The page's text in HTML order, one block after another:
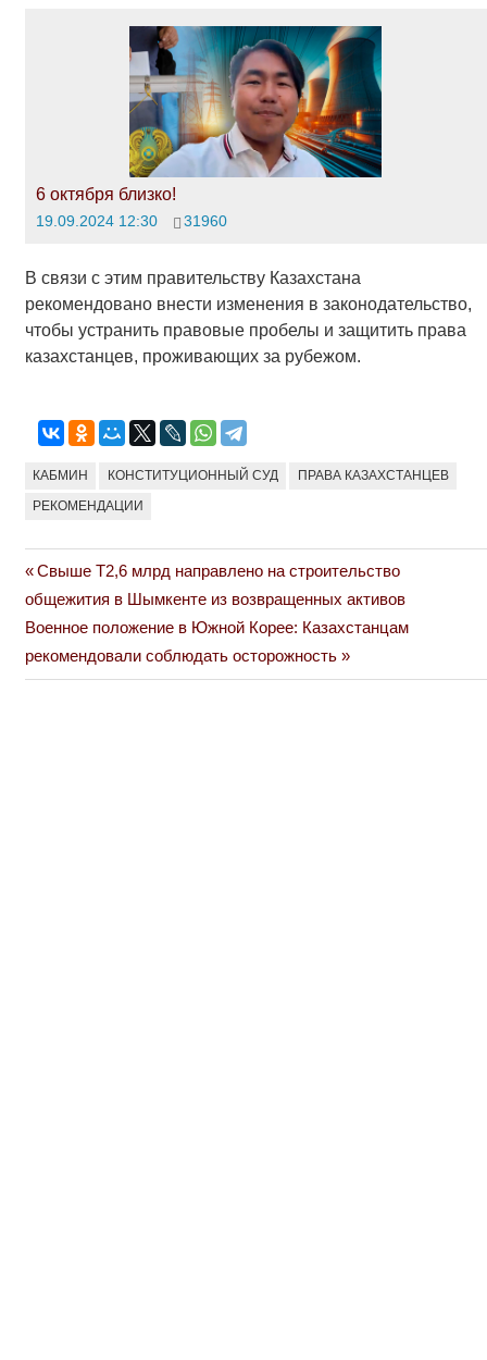
6 октября близко!
19.09.2024 12:30 31960
В связи с этим правительству Казахстана
рекомендовано внести изменения в законодательство,
чтобы устранить правовые пробелы и защитить права
казахстанцев, проживающих за рубежом.
КАБМИН КОНСТИТУЦИОННЫЙ СУД ПРАВА КАЗАХСТАНЦЕВ
РЕКОМЕНДАЦИИ
Навигация
по
записям
Previous
Post:
Свыше Т2,6 млрд направлено на строительство
общежития в Шымкенте из возвращенных активов
Next
Post:
Военное положение в Южной Корее: Казахстанцам
рекомендовали соблюдать осторожность